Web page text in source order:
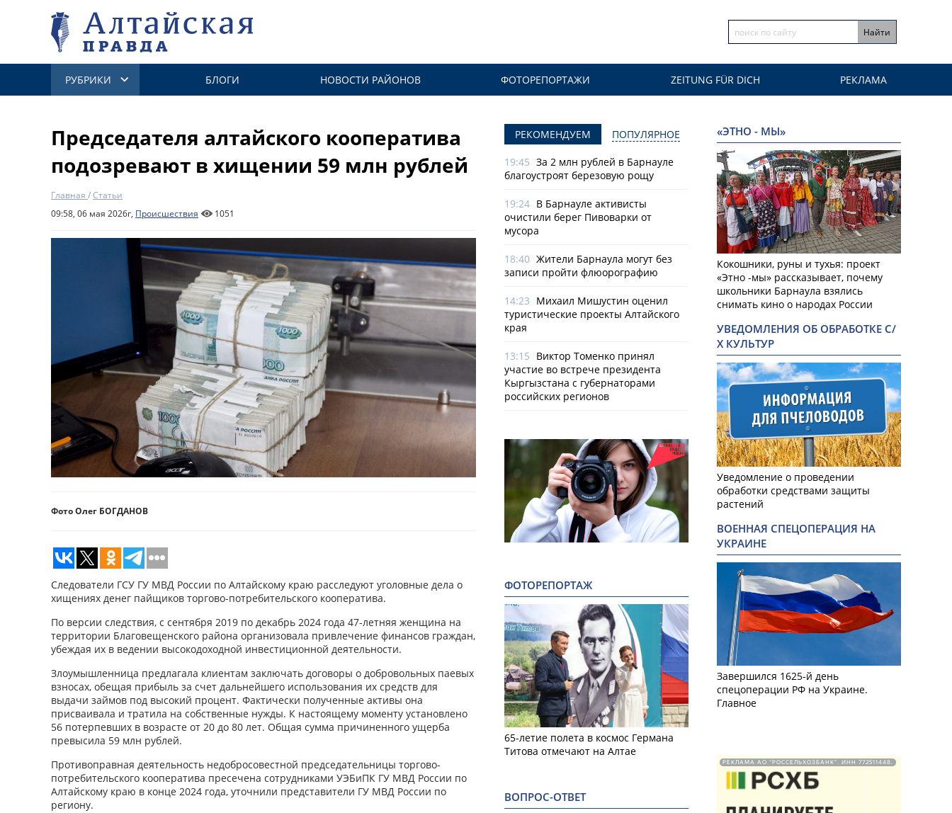
РУБРИКИ БЛОГИ НОВОСТИ РАЙОНОВ ФОТОРЕПОРТАЖИ ZEITUNG FÜR DICH РЕКЛАМА
Председателя алтайского кооператива
подозревают в хищении 59 млн рублей
Главная /Статьи
09:58, 06 мая 2026г, Происшествия 1051
Фото Олег БОГДАНОВ
Следователи ГСУ ГУ МВД России по Алтайскому краю расследуют уголовные дела о
хищениях денег пайщиков торгово-потребительского кооператива.
По версии следствия, с сентября 2019 по декабрь 2024 года 47-летняя женщина на
территории Благовещенского района организовала привлечение финансов граждан,
убеждая их в ведении высокодоходной инвестиционной деятельности.
Злоумышленница предлагала клиентам заключать договоры о добровольных паевых
взносах, обещая прибыль за счет дальнейшего использования их средств для
выдачи займов под высокий процент. Фактически полученные активы она
присваивала и тратила на собственные нужды. К настоящему моменту установлено
56 потерпевших в возрасте от 20 до 80 лет. Общая сумма причиненного ущерба
превысила 59 млн рублей.
Противоправная деятельность недобросовестной председательницы торгово-
потребительского кооператива пресечена сотрудниками УЭБиПК ГУ МВД России по
Алтайскому краю в конце 2024 года, уточнили представители ГУ МВД России по
региону.
РЕКОМЕНДУЕМ ПОПУЛЯРНОЕ
19:45 За 2 млн рублей в Барнауле
благоустроят березовую рощу
19:24 В Барнауле активисты
очистили берег Пивоварки от
мусора
18:40 Жители Барнаула могут без
записи пройти флюорографию
14:23 Михаил Мишустин оценил
туристические проекты Алтайского
края
13:15 Виктор Томенко принял
участие во встрече президента
Кыргызстана с губернаторами
российских регионов
ФОТОРЕПОРТАЖ
65-летие полета в космос Германа
Титова отмечают на Алтае
ВОПРОС-ОТВЕТ
«ЭТНО - МЫ»
Кокошники, руны и тухья: проект
«Этно -мы» рассказывает, почему
школьники Барнаула взялись
снимать кино о народах России
УВЕДОМЛЕНИЯ ОБ ОБРАБОТКЕ С/
Х КУЛЬТУР
Уведомление о проведении
обработки средствами защиты
растений
ВОЕННАЯ СПЕЦОПЕРАЦИЯ НА
УКРАИНЕ
Завершился 1625-й день
спецоперации РФ на Украине.
Главное
РЕКЛАМА АО "РОССЕЛЬХОЗБАНК". ИНН 772511448.